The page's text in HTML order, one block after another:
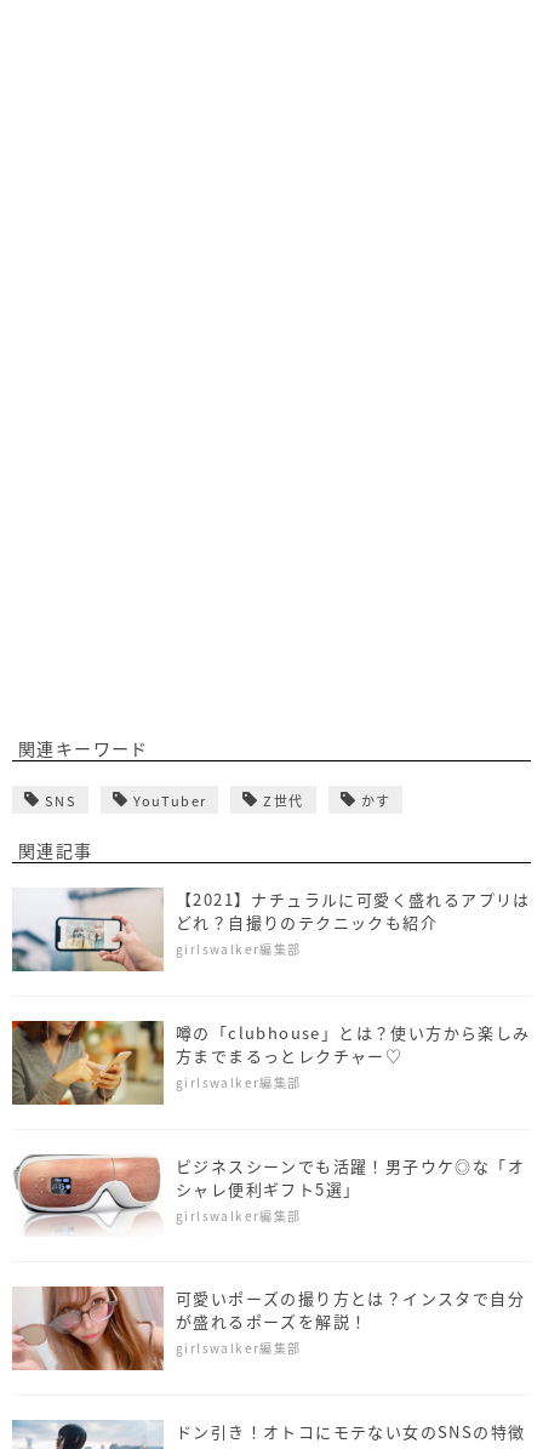
関連キーワード
SNS YouTuber Z世代 かす
関連記事
【2021】ナチュラルに可愛く盛れるアプリは
どれ？自撮りのテクニックも紹介
girlswalker編集部
噂の「clubhouse」とは？使い方から楽しみ
方までまるっとレクチャー♡
girlswalker編集部
ビジネスシーンでも活躍！男子ウケ◎な「オ
シャレ便利ギフト5選」
girlswalker編集部
可愛いポーズの撮り方とは？インスタで自分
が盛れるポーズを解説！
girlswalker編集部
ドン引き！オトコにモテない女のSNSの特徴